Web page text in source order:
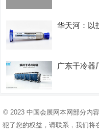
华天河：以
广东干冷器
© 2023 中国会展网本网部分内
犯了您的权益，请联系，我们